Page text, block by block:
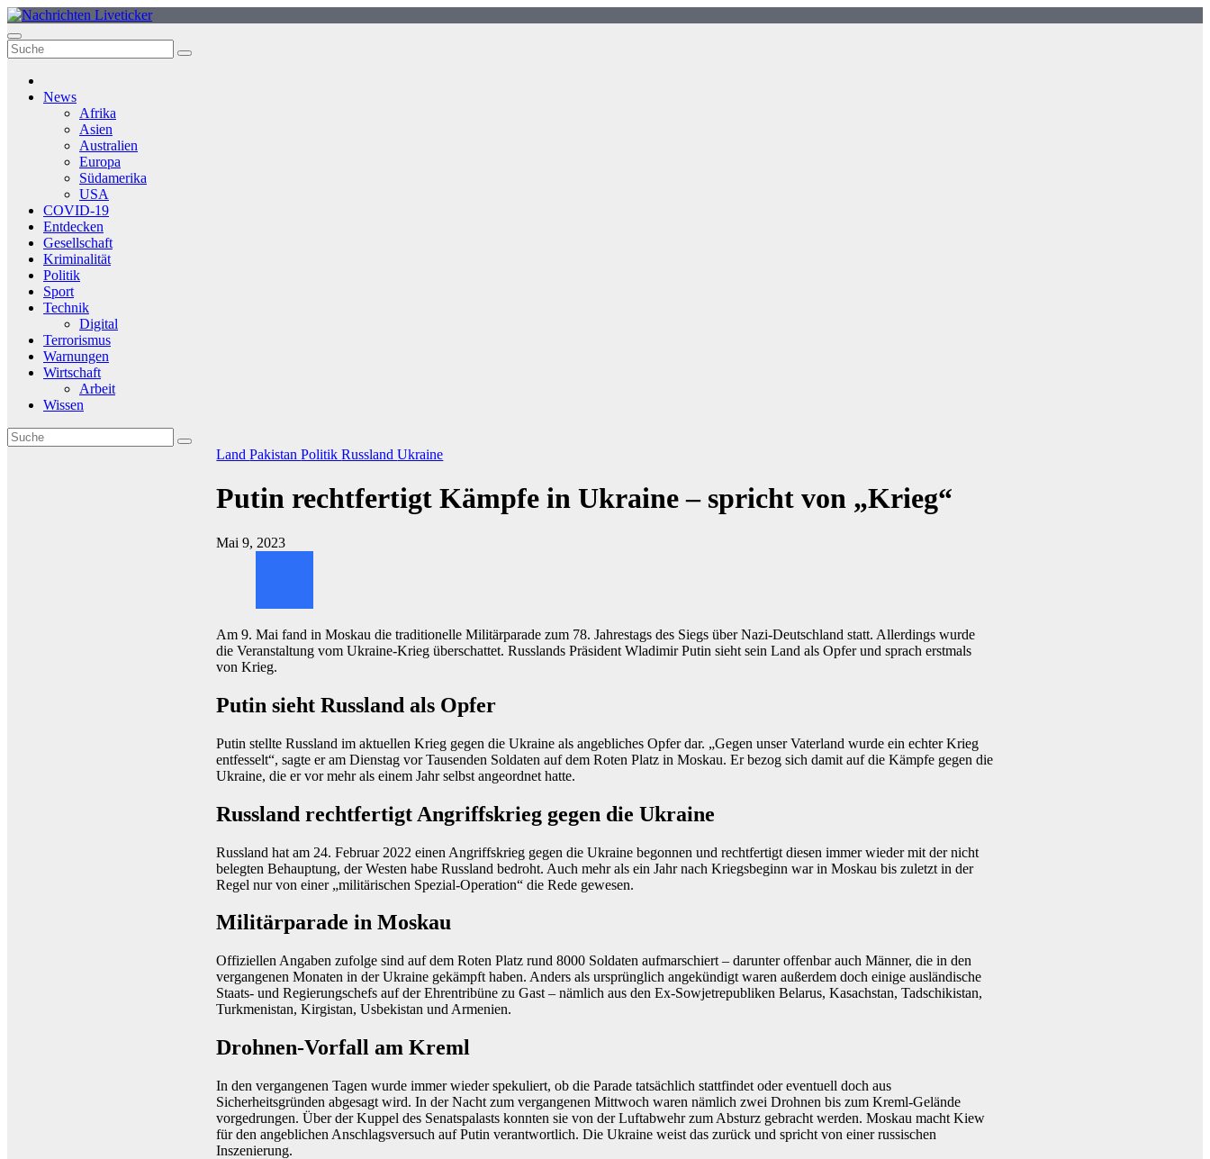
Zum
Inhalt
springen
News
Afrika
Asien
Australien
Europa
Südamerika
USA
COVID-19
Entdecken
Gesellschaft
Kriminalität
Politik
Sport
Technik
Digital
Terrorismus
Warnungen
Wirtschaft
Arbeit
Wissen
LandPakistanPolitikRusslandUkraine
Putin rechtfertigt Kämpfe in Ukraine – spricht von „Krieg“
Mai 9, 2023
Am 9. Mai fand in Moskau die traditionelle Militärparade zum 78. Jahrestags des Siegs über Nazi-Deutschland statt. Allerdings wurde
die Veranstaltung vom Ukraine-Krieg überschattet. Russlands Präsident Wladimir Putin sieht sein Land als Opfer und sprach erstmals
von Krieg.
Putin sieht Russland als Opfer
Putin stellte Russland im aktuellen Krieg gegen die Ukraine als angebliches Opfer dar. „Gegen unser Vaterland wurde ein echter Krieg
entfesselt“, sagte er am Dienstag vor Tausenden Soldaten auf dem Roten Platz in Moskau. Er bezog sich damit auf die Kämpfe gegen die
Ukraine, die er vor mehr als einem Jahr selbst angeordnet hatte.
Russland rechtfertigt Angriffskrieg gegen die Ukraine
Russland hat am 24. Februar 2022 einen Angriffskrieg gegen die Ukraine begonnen und rechtfertigt diesen immer wieder mit der nicht
belegten Behauptung, der Westen habe Russland bedroht. Auch mehr als ein Jahr nach Kriegsbeginn war in Moskau bis zuletzt in der
Regel nur von einer „militärischen Spezial-Operation“ die Rede gewesen.
Militärparade in Moskau
Offiziellen Angaben zufolge sind auf dem Roten Platz rund 8000 Soldaten aufmarschiert – darunter offenbar auch Männer, die in den
vergangenen Monaten in der Ukraine gekämpft haben. Anders als ursprünglich angekündigt waren außerdem doch einige ausländische
Staats- und Regierungschefs auf der Ehrentribüne zu Gast – nämlich aus den Ex-Sowjetrepubliken Belarus, Kasachstan, Tadschikistan,
Turkmenistan, Kirgistan, Usbekistan und Armenien.
Drohnen-Vorfall am Kreml
In den vergangenen Tagen wurde immer wieder spekuliert, ob die Parade tatsächlich stattfindet oder eventuell doch aus
Sicherheitsgründen abgesagt wird. In der Nacht zum vergangenen Mittwoch waren nämlich zwei Drohnen bis zum Kreml-Gelände
vorgedrungen. Über der Kuppel des Senatspalasts konnten sie von der Luftabwehr zum Absturz gebracht werden. Moskau macht Kiew
für den angeblichen Anschlagsversuch auf Putin verantwortlich. Die Ukraine weist das zurück und spricht von einer russischen
Inszenierung.